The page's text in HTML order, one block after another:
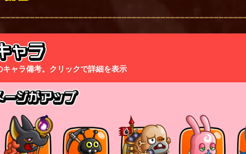
ャラの能力は一時的にダウンし、城を攻撃しなくなる。
キャラ備考。クリックで詳細を表示